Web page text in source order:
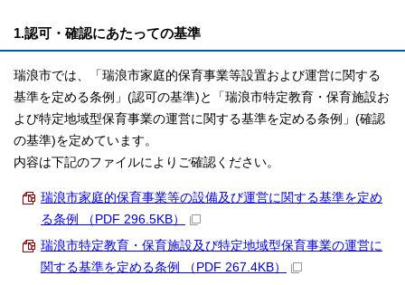
1.認可・確認にあたっての基準
瑞浪市では、「瑞浪市家庭的保育事業等設置および運営に関する
基準を定める条例」(認可の基準)と「瑞浪市特定教育・保育施設お
よび特定地域型保育事業の運営に関する基準を定める条例」(確認
の基準)を定めています。
内容は下記のファイルによりご確認ください。
瑞浪市家庭的保育事業等の設備及び運営に関する基準を定め
る条例 （PDF 296.5KB）
瑞浪市特定教育・保育施設及び特定地域型保育事業の運営に
関する基準を定める条例 （PDF 267.4KB）